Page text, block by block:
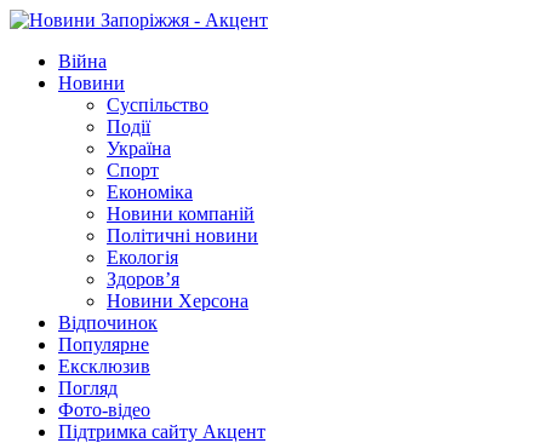
Війна
Новини
Суспільство
Події
Україна
Спорт
Економіка
Новини компаній
Політичні новини
Екологія
Здоров’я
Новини Херсона
Відпочинок
Популярне
Ексклюзив
Погляд
Фото-відео
Підтримка сайту Акцент